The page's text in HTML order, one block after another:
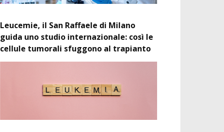
Leucemie, il San Raffaele di Milano
guida uno studio internazionale: così le
cellule tumorali sfuggono al trapianto